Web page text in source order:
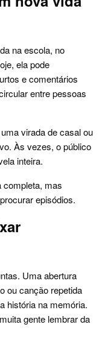
na escola, no
ela pode
e comentários
entre pessoas
virada de casal ou
Às vezes, o público
inteira.
completa, mas
episódios.
Uma abertura
ou canção repetida
história na memória.
gente lembrar da